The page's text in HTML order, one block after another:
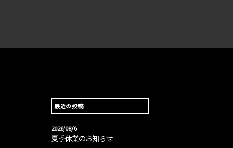
最近の投稿
2026/08/6
夏季休業のお知らせ